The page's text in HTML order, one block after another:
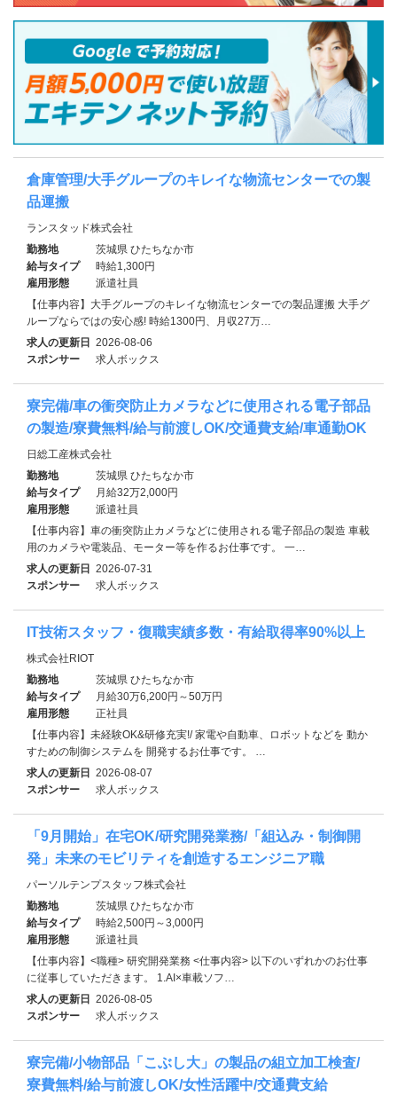
倉庫管理/大手グループのキレイな物流センターでの製
品運搬
ランスタッド株式会社
勤務地
茨城県 ひたちなか市
給与タイプ
時給1,300円
雇用形態
派遣社員
【仕事内容】大手グループのキレイな物流センターでの製品運搬 大手グ
ループならではの安心感! 時給1300円、月収27万…
求人の更新日 2026-08-06
スポンサー
求人ボックス
寮完備/車の衝突防止カメラなどに使用される電子部品
の製造/寮費無料/給与前渡しOK/交通費支給/車通勤OK
日総工産株式会社
勤務地
茨城県 ひたちなか市
給与タイプ
月給32万2,000円
雇用形態
派遣社員
【仕事内容】車の衝突防止カメラなどに使用される電子部品の製造 車載
用のカメラや電装品、モーター等を作るお仕事です。 一…
求人の更新日 2026-07-31
スポンサー
求人ボックス
IT技術スタッフ・復職実績多数・有給取得率90%以上
株式会社RIOT
勤務地
茨城県 ひたちなか市
給与タイプ
月給30万6,200円～50万円
雇用形態
正社員
【仕事内容】未経験OK&研修充実!/ 家電や自動車、ロボットなどを 動か
すための制御システムを 開発するお仕事です。 …
求人の更新日 2026-08-07
スポンサー
求人ボックス
「9月開始」在宅OK/研究開発業務/「組込み・制御開
発」未来のモビリティを創造するエンジニア職
パーソルテンプスタッフ株式会社
勤務地
茨城県 ひたちなか市
給与タイプ
時給2,500円～3,000円
雇用形態
派遣社員
【仕事内容】<職種> 研究開発業務 <仕事内容> 以下のいずれかのお仕事
に従事していただきます。 1.AI×車載ソフ…
求人の更新日 2026-08-05
スポンサー
求人ボックス
寮完備/小物部品「こぶし大」の製品の組立加工検査/
寮費無料/給与前渡しOK/女性活躍中/交通費支給